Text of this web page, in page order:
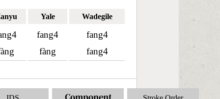
Yale Wadegile
fang4
fàng
fang4
fang4